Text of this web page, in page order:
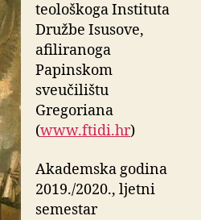
teološkoga Instituta
Družbe Isusove,
afiliranoga
Papinskom
sveučilištu
Gregoriana
(www.ftidi.hr)
Akademska godina
2019./2020., ljetni
semestar